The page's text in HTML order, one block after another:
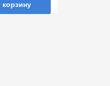
корзину